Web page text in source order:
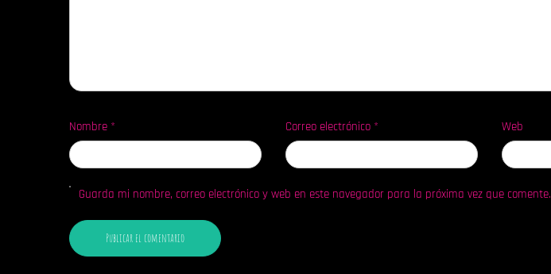
Nombre * Correo electrónico * Web
Guarda mi nombre, correo electrónico y web en este navegador para la próxima vez que comente.